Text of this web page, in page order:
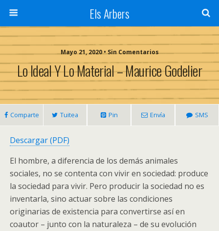
Els Arbers
Mayo 21, 2020 • Sin Comentarios
Lo Ideal Y Lo Material – Maurice Godelier
Comparte Tuitea Pin Envía SMS
Descargar (PDF)
El hombre, a diferencia de los demás animales
sociales, no se contenta con vivir en sociedad: produce
la sociedad para vivir. Pero producir la sociedad no es
inventarla, sino actuar sobre las condiciones
originarias de existencia para convertirse así en
coautor – junto con la naturaleza – de su evolución